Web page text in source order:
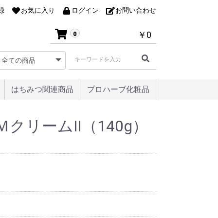
お気に入り ログイン お問い合わせ
0 ￥0
はちみつ関連商品 プロハーブ化粧品
リームⅡ（140g）